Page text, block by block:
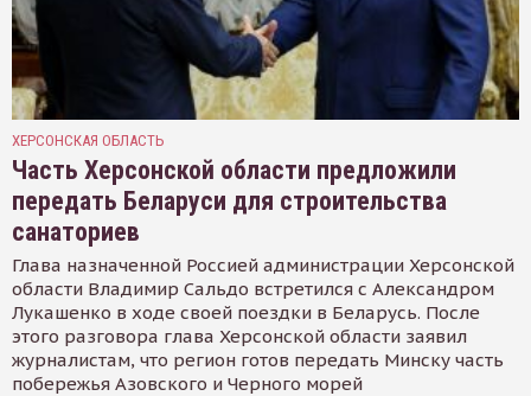
ХЕРСОНСКАЯ ОБЛАСТЬ
Часть Херсонской области предложили
передать Беларуси для строительства
санаториев
Глава назначенной Россией администрации Херсонской
области Владимир Сальдо встретился с Александром
Лукашенко в ходе своей поездки в Беларусь. После
этого разговора глава Херсонской области заявил
журналистам, что регион готов передать Минску часть
побережья Азовского и Черного морей